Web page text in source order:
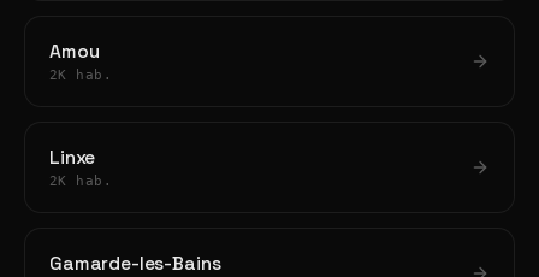
Amou
2K hab.
Linxe
2K hab.
Gamarde-les-Bains